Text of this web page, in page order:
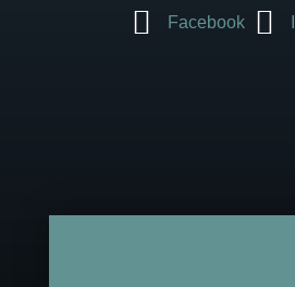
Facebook